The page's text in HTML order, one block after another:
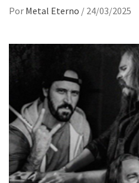
Por Metal Eterno / 24/03/2025